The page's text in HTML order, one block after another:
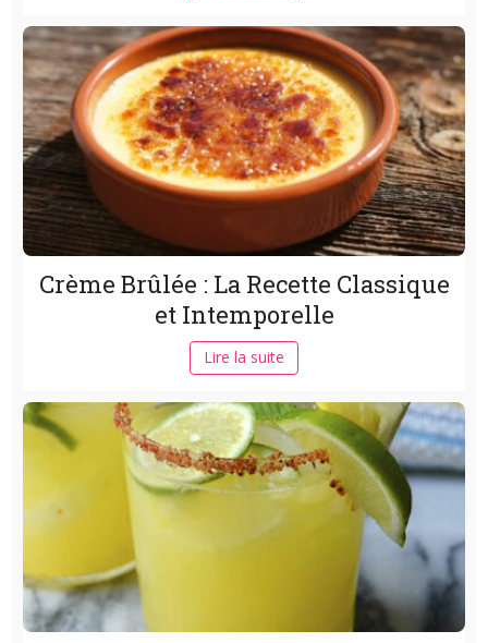
Crème Brûlée : La Recette Classique
et Intemporelle
Lire la suite